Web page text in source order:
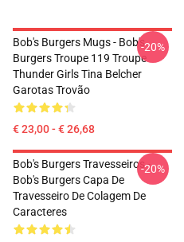
Bob's Burgers Mugs - Bob's
Burgers Troupe 119 Troupe
Thunder Girls Tina Belcher
Garotas Trovão
€ 23,00 - € 26,68
-20%
Bob's Burgers Travesseiros -
Bob's Burgers Capa De
Travesseiro De Colagem De
Caracteres
-20%